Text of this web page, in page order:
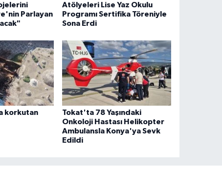
Parlayan
Atölyeleri Lise Yaz Okulu
Programı Sertifika Töreniyle
Sona Erdi
korkutan
Tokat'ta 78 Yaşındaki
Onkoloji Hastası Helikopter
Ambulansla Konya'ya Sevk
Edildi